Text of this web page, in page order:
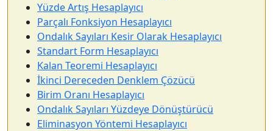
Yüzde Artış Hesaplayıcı
Parçalı Fonksiyon Hesaplayıcı
Ondalık Sayıları Kesir Olarak Hesaplayıcı
Standart Form Hesaplayıcı
Kalan Teoremi Hesaplayıcı
İkinci Dereceden Denklem Çözücü
Birim Oranı Hesaplayıcı
Ondalık Sayıları Yüzdeye Dönüştürücü
Eliminasyon Yöntemi Hesaplayıcı